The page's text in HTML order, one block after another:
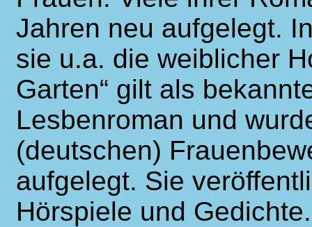
Jahren neu aufgelegt.
sie u.a. die weiblicher
Garten“ gilt als
Lesbenroman und
(deutschen)
aufgelegt. Sie
Hörspiele und